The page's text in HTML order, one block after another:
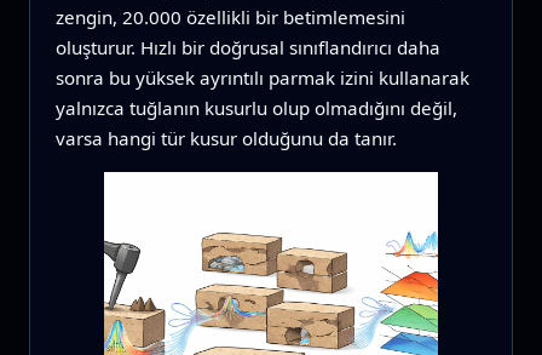
zengin, 20.000 özellikli bir betimlemesini
oluşturur. Hızlı bir doğrusal sınıflandırıcı daha
sonra bu yüksek ayrıntılı parmak izini kullanarak
yalnızca tuğlanın kusurlu olup olmadığını değil,
varsa hangi tür kusur olduğunu da tanır.